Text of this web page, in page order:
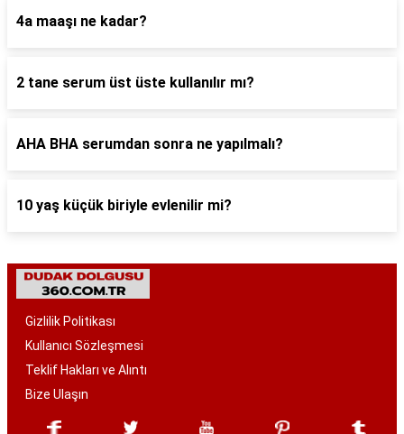
4a maaşı ne kadar?
2 tane serum üst üste kullanılır mı?
AHA BHA serumdan sonra ne yapılmalı?
10 yaş küçük biriyle evlenilir mi?
Gizlilik Politikası
Kullanıcı Sözleşmesi
Teklif Hakları ve Alıntı
Bize Ulaşın